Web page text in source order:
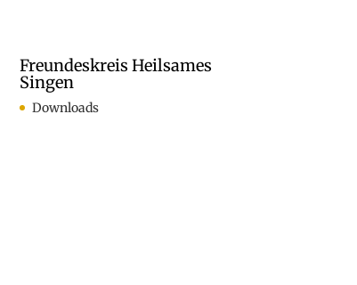
Freundeskreis Heilsames
Singen
Downloads